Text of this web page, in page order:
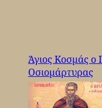
Άγιος Κοσμάς ο
Οσιομάρτυρας